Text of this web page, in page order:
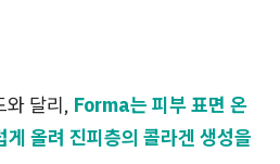
와 달리, Forma는 피부 표면 온
올려 진피층의 콜라겐 생성을